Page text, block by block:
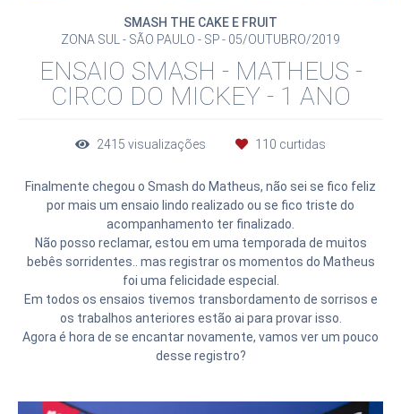
SMASH THE CAKE E FRUIT
ZONA SUL - SÃO PAULO - SP
05/OUTUBRO/2019
ENSAIO SMASH - MATHEUS -
CIRCO DO MICKEY - 1 ANO
2415 visualizações 110 curtidas
Finalmente chegou o Smash do Matheus, não sei se fico feliz
por mais um ensaio lindo realizado ou se fico triste do
acompanhamento ter finalizado.
Não posso reclamar, estou em uma temporada de muitos
bebês sorridentes.. mas registrar os momentos do Matheus
foi uma felicidade especial.
Em todos os ensaios tivemos transbordamento de sorrisos e
os trabalhos anteriores estão ai para provar isso.
Agora é hora de se encantar novamente, vamos ver um pouco
desse registro?